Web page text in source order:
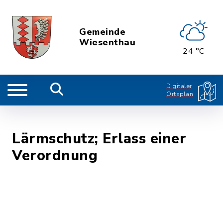
Gemeinde
Wiesenthau
24 °C
Digitaler
Ortsplan
Lärmschutz; Erlass einer
Verordnung